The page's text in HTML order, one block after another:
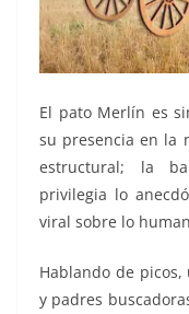
El pato Merlín es
su presencia en la
estructural; la
privilegia lo
viral sobre lo
Hablando de
y padres